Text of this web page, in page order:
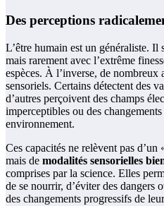
Des perceptions
L’être humain est un généraliste. Il
mais rarement avec l’extrême
espèces. À l’inverse, de nombreux
sensoriels. Certains détectent des
d’autres perçoivent des champs
imperceptibles ou des
environnement.
Ces capacités ne relèvent pas
mais de modalités sensorielles
comprises par la science. Elles
de se nourrir, d’éviter des dangers
des changements progressifs de